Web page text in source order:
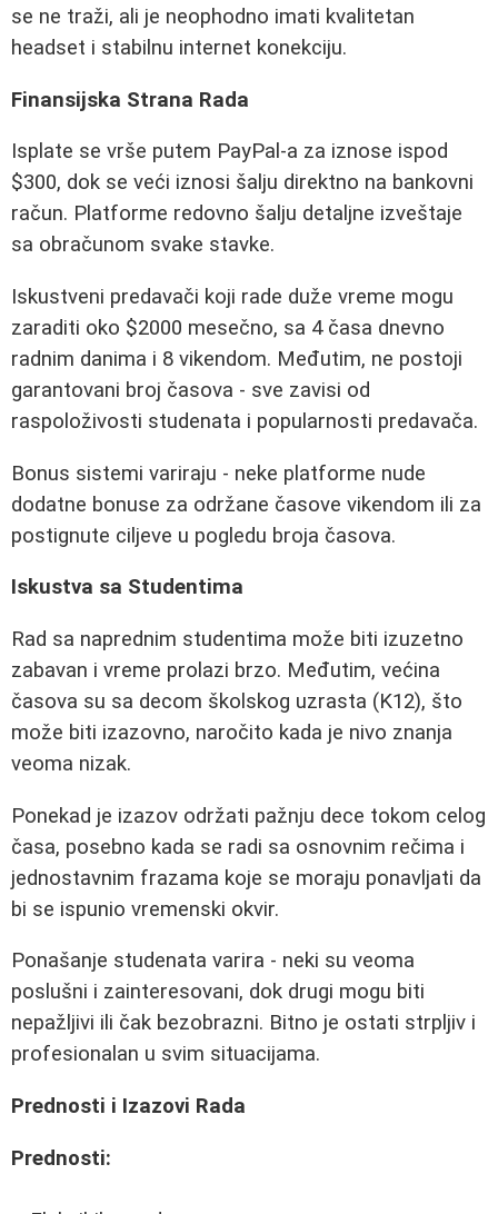
se ne traži, ali je neophodno imati kvalitetan
headset i stabilnu internet konekciju.
Finansijska Strana Rada
Isplate se vrše putem PayPal-a za iznose ispod
$300, dok se veći iznosi šalju direktno na bankovni
račun. Platforme redovno šalju detaljne izveštaje
sa obračunom svake stavke.
Iskustveni predavači koji rade duže vreme mogu
zaraditi oko $2000 mesečno, sa 4 časa dnevno
radnim danima i 8 vikendom. Međutim, ne postoji
garantovani broj časova - sve zavisi od
raspoloživosti studenata i popularnosti predavača.
Bonus sistemi variraju - neke platforme nude
dodatne bonuse za održane časove vikendom ili za
postignute ciljeve u pogledu broja časova.
Iskustva sa Studentima
Rad sa naprednim studentima može biti izuzetno
zabavan i vreme prolazi brzo. Međutim, većina
časova su sa decom školskog uzrasta (K12), što
može biti izazovno, naročito kada je nivo znanja
veoma nizak.
Ponekad je izazov održati pažnju dece tokom celog
časa, posebno kada se radi sa osnovnim rečima i
jednostavnim frazama koje se moraju ponavljati da
bi se ispunio vremenski okvir.
Ponašanje studenata varira - neki su veoma
poslušni i zainteresovani, dok drugi mogu biti
nepažljivi ili čak bezobrazni. Bitno je ostati strpljiv i
profesionalan u svim situacijama.
Prednosti i Izazovi Rada
Prednosti: